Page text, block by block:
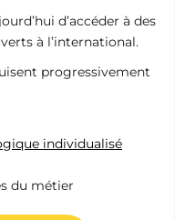
d’accéder à des
à l’international.
progressivement
individualisé
du métier